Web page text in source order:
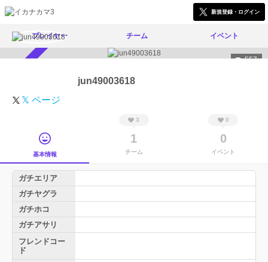
新規登録・ログイン
プレイヤー チーム イベント
557
jun49003618
𝕏 ページ
基本情報
3
1
チーム
0
0
イベント
ガチエリア
ガチヤグラ
ガチホコ
ガチアサリ
フレンドコー
ド